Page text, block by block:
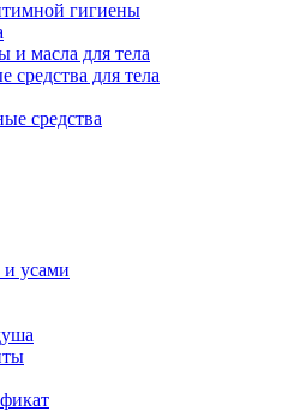
гигиены
и масла для тела
для тела
средства
и усами